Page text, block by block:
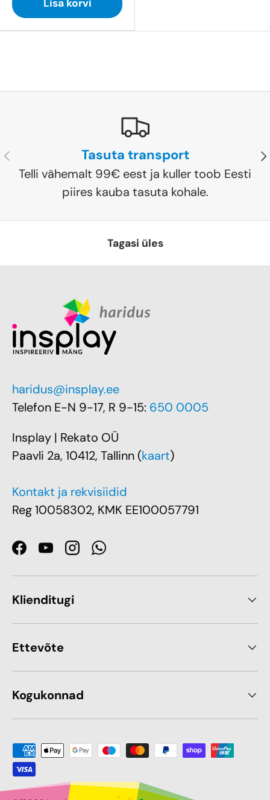
Lisa korvi
Eelmine Tasuta transport
Telli vähemalt 99€ eest ja kuller toob Eesti
piires kauba tasuta kohale.
Tagasi üles
haridus@insplay.ee
Telefon E-N 9-17, R 9-15: 650 0005
Insplay | Rekato OÜ
Paavli 2a, 10412, Tallinn (kaart)
Kontakt ja rekvisiidid
Reg 10058302, KMK EE100057791
Facebook
YouTubeInstagramWhatsApp
Klienditugi
Ettevõte
Kogukonnad
Makseviis sobib